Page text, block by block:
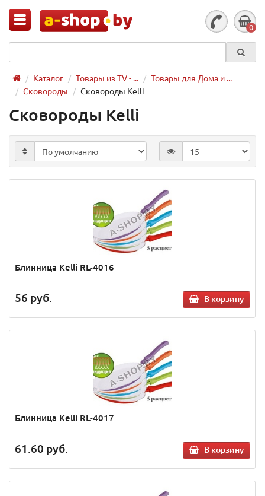
0
Каталог Товары из TV - ...
Товары для Дома и ...
Сковороды
Сковороды Kelli
Сковороды Kelli
Блинница Kelli RL-4016
56 руб. В корзину
Блинница Kelli RL-4017
61.60 руб. В корзину